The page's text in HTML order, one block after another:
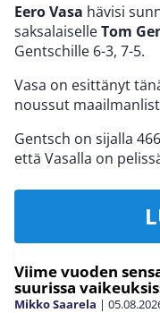
Eero Vasa hävisi
saksalaiselleTom
Gentschille 6-3, 7-5.
Vasa on esittänyt
noussut
Gentsch on sijalla
että Vasalla on
Viime vuoden
suurissa
Mikko Saarela |